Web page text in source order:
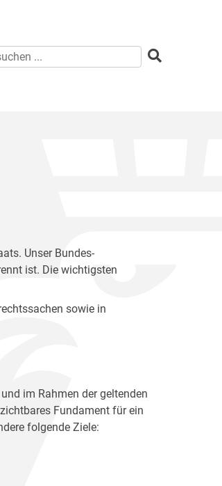
Unser Bundes-
ist. Die wichtigsten
sowie in
im Rahmen der geltenden
Fundament für ein
folgende Ziele: